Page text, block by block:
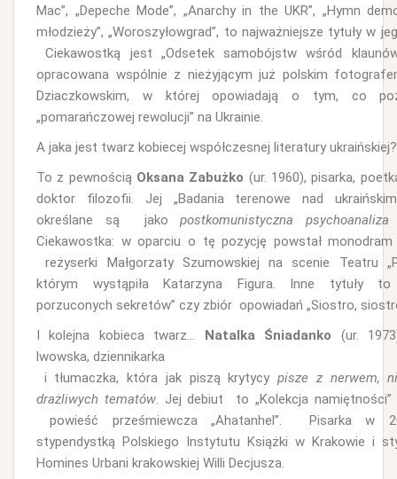
Mac”, „Depeche Mode”, „Anarchy in the UKR”, „Hymn
młodzieży”, „Woroszyłowgrad”, to najważniejsze tytuły w
Ciekawostką jest „Odsetek samobójstw wśród
opracowana wspólnie z nieżyjącym już polskim
Dziaczkowskim, w której opowiadają o tym, co
„pomarańczowej rewolucji” na Ukrainie.
A jaka jest twarz kobiecej współczesnej literatury ukraińskiej?
To z pewnością Oksana Zabużko (ur. 1960), pisarka,
doktor filozofii. Jej „Badania terenowe nad ukraińskim
określane są jakopostkomunistyczna psychoanaliza
Ciekawostka: w oparciu o tę pozycję powstał
reżyserki Małgorzaty Szumowskiej na scenie Teatru
którym wystąpiła Katarzyna Figura. Inne tytuły to
porzuconych sekretów” czy zbiór opowiadań „Siostro,
I kolejna kobieca twarz… Natalka Śniadanko (ur.
lwowska, dziennikarka
i tłumaczka, która jak piszą krytycypisze z nerwem,
drażliwych tematów. Jej debiut to „Kolekcja
powieść prześmiewcza „Ahatanhel”. Pisarka w
stypendystką Polskiego Instytutu Książki w Krakowie i
Homines Urbani krakowskiej Willi Decjusza.